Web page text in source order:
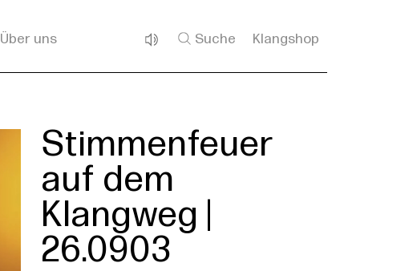
Über uns Suche Klangshop
Stimmenfeuer
auf dem
Klangweg |
26.0903